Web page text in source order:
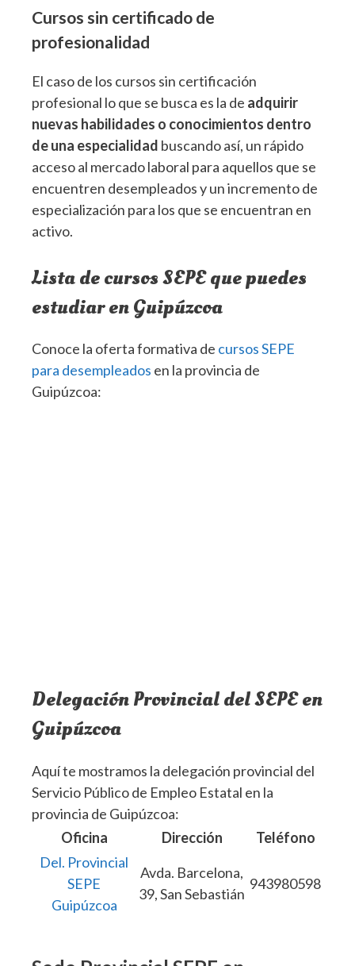
Cursos sin certificado de
profesionalidad
El caso de los cursos sin certificación
profesional lo que se busca es la de adquirir
nuevas habilidades o conocimientos dentro
de una especialidad buscando así, un rápido
acceso al mercado laboral para aquellos que se
encuentren desempleados y un incremento de
especialización para los que se encuentran en
activo.
Lista de cursos SEPE que puedes
estudiar en Guipúzcoa
Conoce la oferta formativa de cursos SEPE
para desempleados en la provincia de
Guipúzcoa:
Delegación Provincial del SEPE en
Guipúzcoa
Aquí te mostramos la delegación provincial del
Servicio Público de Empleo Estatal en la
provincia de Guipúzcoa:
Oficina
Dirección
Teléfono
Del. Provincial
SEPE
Guipúzcoa
Avda. Barcelona,
39, San Sebastián
943980598